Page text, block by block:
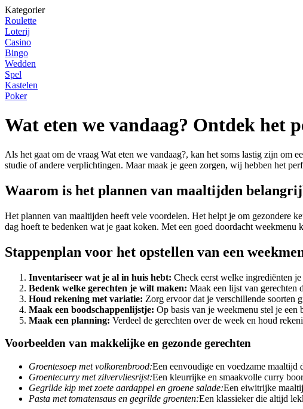
Kategorier
Roulette
Loterij
Casino
Bingo
Wedden
Spel
Kastelen
Poker
Wat eten we vandaag? Ontdek het
Als het gaat om de vraag Wat eten we vandaag?, kan het soms lastig zijn
studie of andere verplichtingen. Maar maak je geen zorgen, wij hebben het
Waarom is het plannen van maaltijden
Het plannen van maaltijden heeft vele voordelen. Het helpt je om gezondere
dag hoeft te bedenken wat je gaat koken. Met een goed doordacht
Stappenplan voor het opstellen van een
Inventariseer wat je al in huis hebt: Check eerst welke ingrediënten
Bedenk welke gerechten je wilt maken: Maak een lijst van gerechten
Houd rekening met variatie: Zorg ervoor dat je verschillende soorten
Maak een boodschappenlijstje: Op basis van je weekmenu stel je
Maak een planning: Verdeel de gerechten over de week en houd
Voorbeelden van makkelijke en gezonde gerechten
Groentesoep met volkorenbrood:Een eenvoudige en voedzame maaltijd
Groentecurry met zilvervliesrijst:Een kleurrijke en smaakvolle curry
Gegrilde kip met zoete aardappel en groene salade:Een eiwitrijke
Pasta met tomatensaus en gegrilde groenten:Een klassieker die altijd